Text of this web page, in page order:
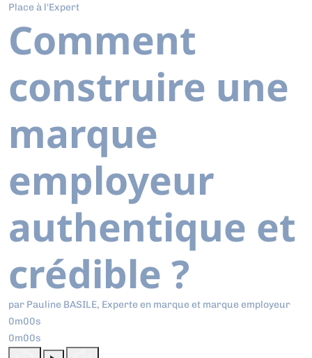
Place à l'Expert
Comment
construire une
marque
employeur
authentique et
crédible ?
par Pauline BASILE, Experte en marque et marque employeur
0m00s
0m00s